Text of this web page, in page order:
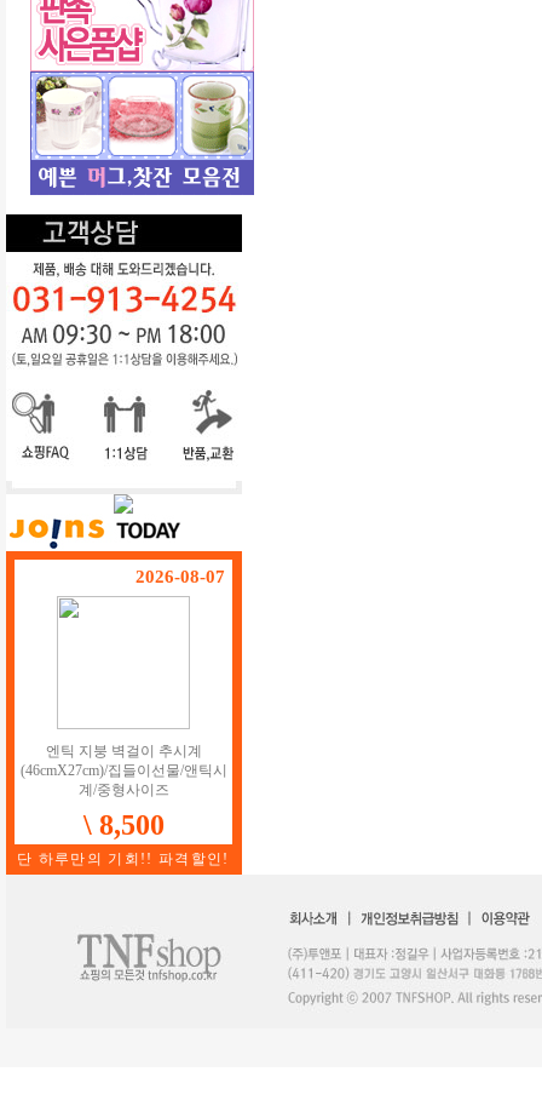
2026-08-07
엔틱 지붕 벽걸이 추시계
(46cmX27cm)/집들이선물/앤틱시
계/중형사이즈
\ 8,500
단 하루만의 기회!! 파격할인!